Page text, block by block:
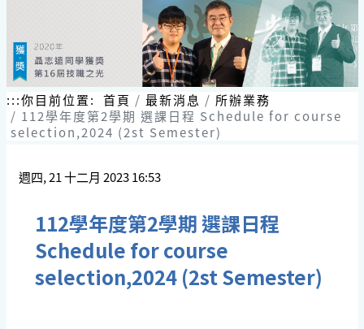
容
區
塊
:::你目前位置: 首頁 最新消息
所辦業務
112學年度第2學期 選課日程 Schedule for course
selection,2024 (2st Semester)
週四, 21 十二月 2023 16:53
112學年度第2學期 選課日程
Schedule for course
selection,2024 (2st Semester)